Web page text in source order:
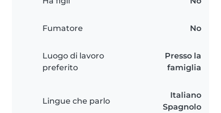
Fumatore No
Luogo di lavoro
preferito
Presso la
famiglia
Lingue che parlo
Italiano
Spagnolo